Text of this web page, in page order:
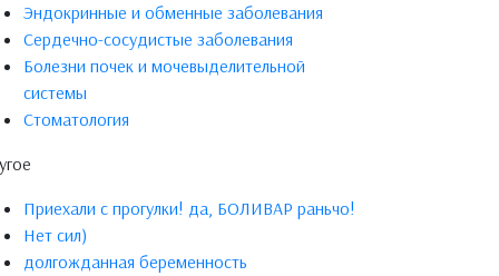
Эндокринные и обменные заболевания
Сердечно-сосудистые заболевания
Болезни почек и мочевыделительной
системы
Стоматология
Приехали с прогулки! да, БОЛИВАР раньчо!
Нет сил)
долгожданная беременность